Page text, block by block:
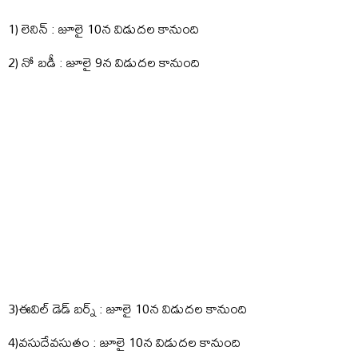
1) లెనిన్ : జూలై 10న విడుదల కానుంది
2) నో బడీ : జూలై 9న విడుదల కానుంది
3)ఈవిల్ డెడ్ బర్న్ : జూలై 10న విడుదల కానుంది
4)వసుదేవసుతం : జూలై 10న విడుదల కానుంది